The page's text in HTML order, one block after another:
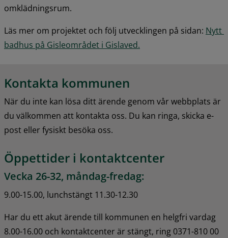
omklädningsrum.
Läs mer om projektet och följ utvecklingen på sidan: Nytt
badhus på Gisleområdet i Gislaved.
Kontakta kommunen
När du inte kan lösa ditt ärende genom vår webbplats är
du välkommen att kontakta oss. Du kan ringa, skicka e-
post eller fysiskt besöka oss.
Öppettider i kontaktcenter
Vecka 26-32, måndag-fredag:
9.00-15.00, lunchstängt 11.30-12.30
Har du ett akut ärende till kommunen en helgfri vardag
8.00-16.00 och kontaktcenter är stängt, ring 0371-810 00